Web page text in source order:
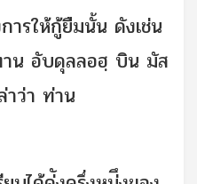
ห้กู้ยืมนั้น ดังเช่น
น อับดุลลอฮฺ บิน มัส
าว่า ท่าน